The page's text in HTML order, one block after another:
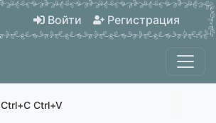
Войти Регистрация
Ctrl+C Ctrl+V